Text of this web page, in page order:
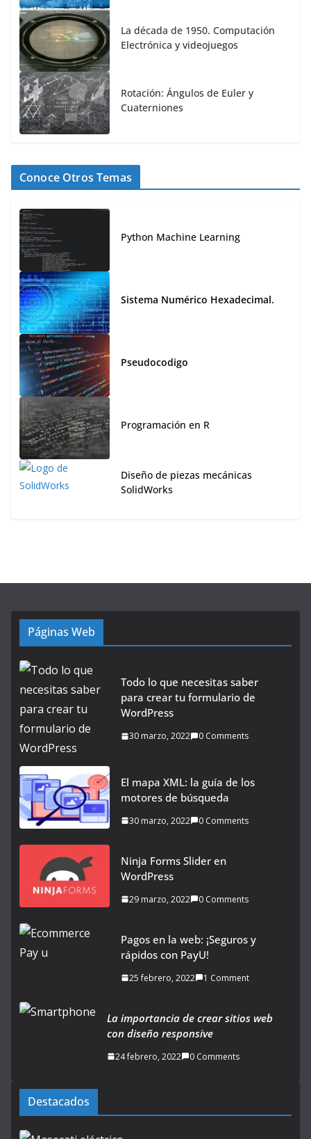
La década de 1950. Computación
Electrónica y videojuegos
Rotación: Ángulos de Euler y
Cuaterniones
Conoce Otros Temas
Python Machine Learning
Sistema Numérico Hexadecimal.
Pseudocodigo
Programación en R
Diseño de piezas mecánicas
SolidWorks
Páginas Web
Todo lo que necesitas saber
para crear tu formulario de
WordPress
30 marzo, 2022 0 Comments
El mapa XML: la guía de los
motores de búsqueda
30 marzo, 2022 0 Comments
Ninja Forms Slider en
WordPress
29 marzo, 2022 0 Comments
Pagos en la web: ¡Seguros y
rápidos con PayU!
25 febrero, 2022 1 Comment
La importancia de crear sitios web
con diseño responsive
24 febrero, 2022 0 Comments
Destacados